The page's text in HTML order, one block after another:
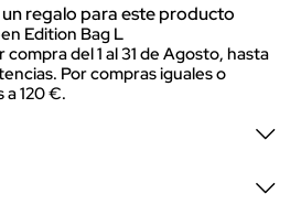
regalo para este producto
Edition Bag L
compra del 1 al 31 de Agosto, hasta
Por compras iguales o
a 120 €.